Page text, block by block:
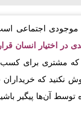
موجودی اجتماعی
در اختیار انسان
که مشتری برای
نکنید که
آن‌ها پیگیر